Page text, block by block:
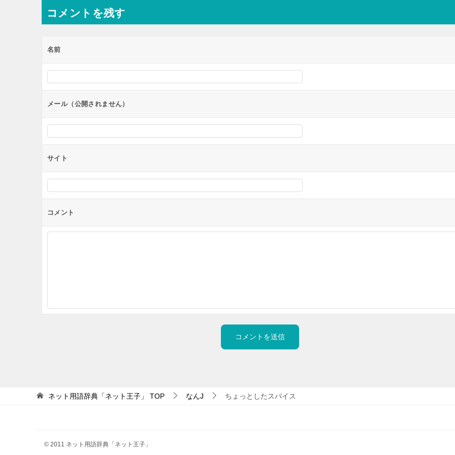
ビ
ー
ョ
ン
コメントを残す
名前
メール（公開されません）
サイト
コメント
ネット用語辞典「ネット王子」 TOP なんJ ちょっとしたスパイス
© 2011 ネット用語辞典「ネット王子」